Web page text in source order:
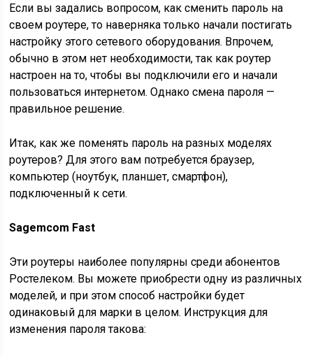
Если вы задались вопросом, как сменить пароль на
своем роутере, то наверняка только начали постигать
настройку этого сетевого оборудования. Впрочем,
обычно в этом нет необходимости, так как роутер
настроен на то, чтобы вы подключили его и начали
пользоваться интернетом. Однако смена пароля —
правильное решение.
Итак, как же поменять пароль на разных моделях
роутеров? Для этого вам потребуется браузер,
компьютер (ноутбук, планшет, смартфон),
подключенный к сети.
Sagemcom Fast
Эти роутеры наиболее популярны среди абонентов
Ростелеком. Вы можете приобрести одну из различных
моделей, и при этом способ настройки будет
одинаковый для марки в целом. Инструкция для
изменения пароля такова: